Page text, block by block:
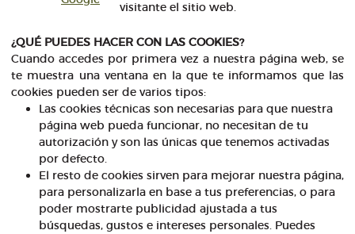
visitante el sitio web.
¿QUÉ PUEDES HACER CON LAS COOKIES?
Cuando accedes por primera vez a nuestra página web, se
te muestra una ventana en la que te informamos que las
cookies pueden ser de varios tipos:
Las cookies técnicas son necesarias para que nuestra
página web pueda funcionar, no necesitan de tu
autorización y son las únicas que tenemos activadas
por defecto.
El resto de cookies sirven para mejorar nuestra página,
para personalizarla en base a tus preferencias, o para
poder mostrarte publicidad ajustada a tus
búsquedas, gustos e intereses personales. Puedes